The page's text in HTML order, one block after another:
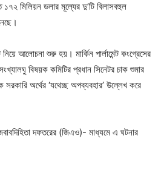
১৭২ মিলিয়ন ডলার মূল্যের দু’টি বিলাসবহুল
আলোচনা শুরু হয়। মার্কিন পার্লামেন্ট কংগ্রেসের
বিষয়ক কমিটির প্রধান সিনেটর চাক শুমার
সরকারি অর্থের ‘যথেচ্ছ অপব্যবহার’ উল্লেখ করে
দফতরের (জিএও)- মাধ্যমে এ ঘটনার